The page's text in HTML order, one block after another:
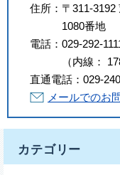
住所： 〒311-
1080番地
電話： 029-292-
（内線 ：
直通電話： 029-
メールでのお
カテゴリー